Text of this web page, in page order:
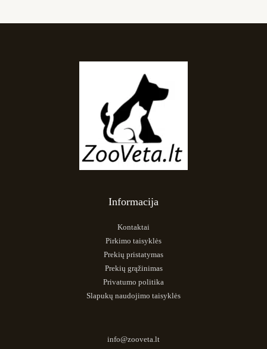
Informacija
Kontaktai
Pirkimo taisyklės
Prekių pristatymas
Prekių grąžinimas
Privatumo politika
Slapukų naudojimo taisyklės
info@zooveta.lt